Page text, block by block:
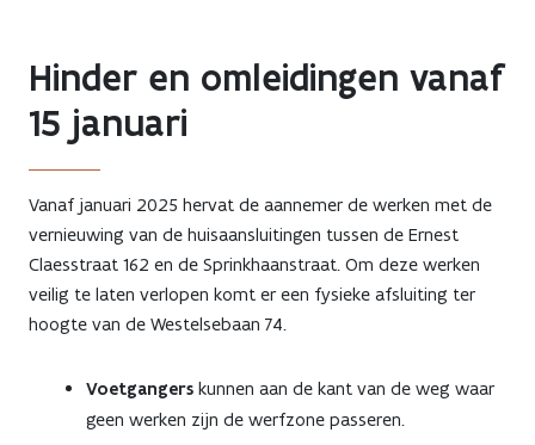
Hinder en omleidingen vanaf
15 januari
Vanaf januari 2025 hervat de aannemer de werken met de
vernieuwing van de huisaansluitingen tussen de Ernest
Claesstraat 162 en de Sprinkhaanstraat. Om deze werken
veilig te laten verlopen komt er een fysieke afsluiting ter
hoogte van de Westelsebaan 74.
Voetgangers kunnen aan de kant van de weg waar
geen werken zijn de werfzone passeren.